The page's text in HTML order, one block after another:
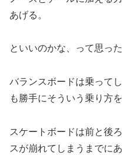
あげる。
といいのかな、って思った
バランスボードは乗って
も勝手にそういう乗り方
スケートボードは前と後
スが崩れてしまうまでに